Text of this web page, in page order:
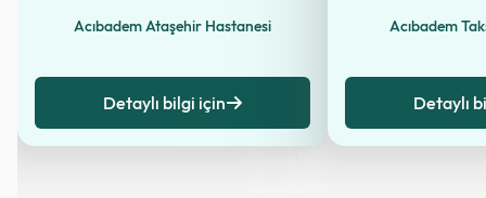
Acıbadem Ataşehir Hastanesi
Detaylı bilgi için
Acıbadem
Detaylı